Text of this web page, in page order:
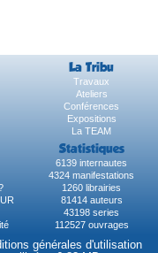
La Tribu
Travaux
Ateliers
Conférences
Expositions
La TEAM
Statistiques
6139 internautes
4324 manifestations
1260 librairies
81414 auteurs
43198 series
112527 ouvrages
générales d'utilisation